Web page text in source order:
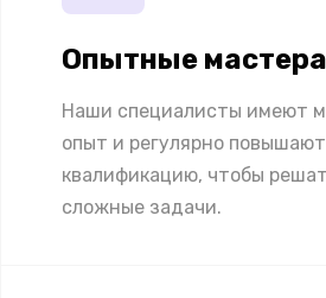
Опытные мастера
Наши специалисты имеют
опыт и регулярно повышают
квалификацию, чтобы
сложные задачи.